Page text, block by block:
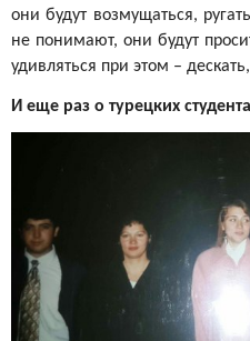
они будут возмущаться,
не понимают, они будут
удивляться при этом –
И еще раз о турецких